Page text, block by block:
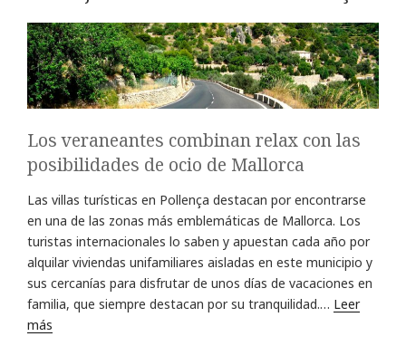
Los veraneantes combinan relax con las
posibilidades de ocio de Mallorca
Las villas turísticas en Pollença destacan por encontrarse
en una de las zonas más emblemáticas de Mallorca. Los
turistas internacionales lo saben y apuestan cada año por
alquilar viviendas unifamiliares aisladas en este municipio y
sus cercanías para disfrutar de unos días de vacaciones en
familia, que siempre destacan por su tranquilidad.… Leer
más